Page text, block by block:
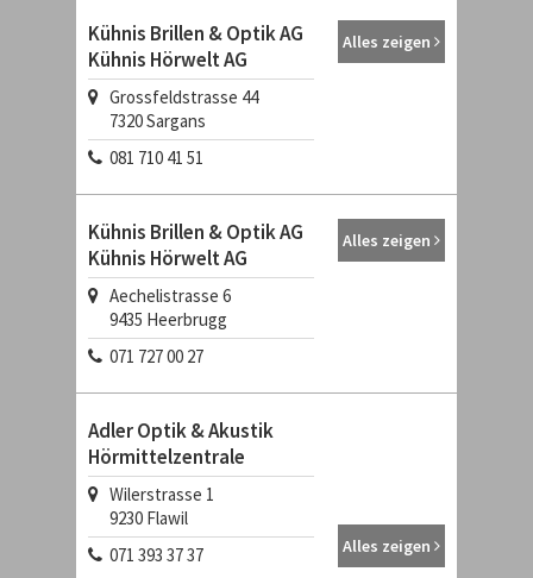
Kühnis Brillen & Optik AG
Kühnis Hörwelt AG
Grossfeldstrasse 44
7320Sargans
081 710 41 51
Alles zeigen
Kühnis Brillen & Optik AG
Kühnis Hörwelt AG
Aechelistrasse 6
9435 Heerbrugg
071 727 00 27
Alles zeigen
Adler Optik & Akustik
Hörmittelzentrale
Wilerstrasse 1
9230 Flawil
071 393 37 37
Alles zeigen